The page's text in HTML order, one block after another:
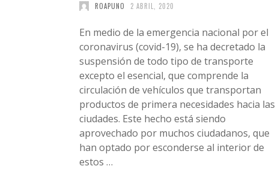
ROAPUNO 2 ABRIL, 2020
En medio de la emergencia nacional por el
coronavirus (covid-19), se ha decretado la
suspensión de todo tipo de transporte
excepto el esencial, que comprende la
circulación de vehículos que transportan
productos de primera necesidades hacia las
ciudades. Este hecho está siendo
aprovechado por muchos ciudadanos, que
han optado por esconderse al interior de
estos …